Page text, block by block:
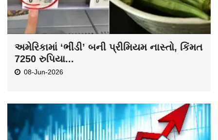
અમેરિકામાં ‘ભીંડી’ બની પ્રીમિયમ નાસ્તો, કિંમત
7250 રુપિયા...
08-Jun-2026